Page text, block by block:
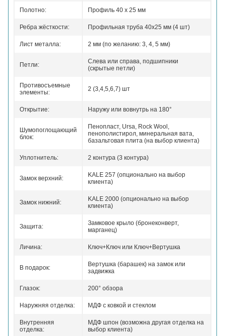
Полотно: Профиль 40 x 25 мм
Ребра жёсткости: Профильная труба 40х25 мм (4 шт)
Лист металла: 2 мм (по желанию: 3, 4, 5 мм)
Петли:
Слева или справа, подшипники
(скрытые петли)
Противосъемные
элементы:
2 (3,4,5,6,7) шт
Открытие: Наружу или вовнутрь на 180°
Шумопоглощающий
блок:
Пенопласт, Ursa, Rock Wool,
пенополистирол, минеральная вата,
базальтовая плита (на выбор клиента)
Уплотнитель: 2 контура (3 контура)
Замок верхний:
KALE 257 (опционально на выбор
клиента)
Замок нижний:
KALE 2000 (опционально на выбор
клиента)
Защита:
Замковое крыло (бронеконверт,
марганец)
Личина: Ключ+Ключ или Ключ+Вертушка
В подарок:
Вертушка (барашек) на замок или
задвижка
Глазок: 200° обзора
Наружняя отделка: МДФ с ковкой и стеклом
Внутренняя
отделка:
МДФ шпон (возможна другая отделка на
выбор клиента)